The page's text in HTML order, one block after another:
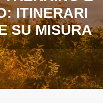
ITINERARI
SU MISURA